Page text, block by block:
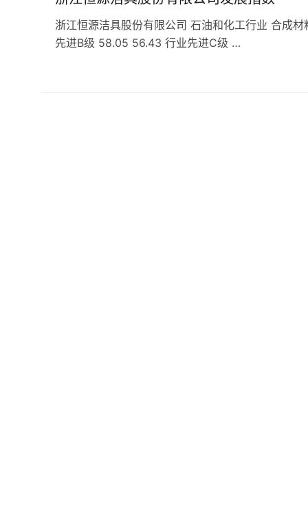
浙江恒源洁具股份有限公司 石油和化工行业 合成
先进B级 58.05 56.43 行业先进C级 …